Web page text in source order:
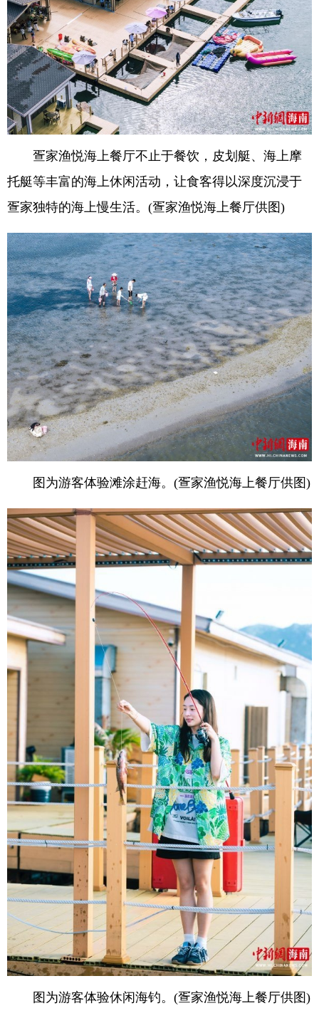
疍家渔悦海上餐厅不止于餐饮，皮划艇、海上摩
托艇等丰富的海上休闲活动，让食客得以深度沉浸于
疍家独特的海上慢生活。(疍家渔悦海上餐厅供图)
图为游客体验滩涂赶海。(疍家渔悦海上餐厅供图)
图为游客体验休闲海钓。(疍家渔悦海上餐厅供图)